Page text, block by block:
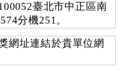
臺北市中正區南
分機251。
網址連結於貴單位網